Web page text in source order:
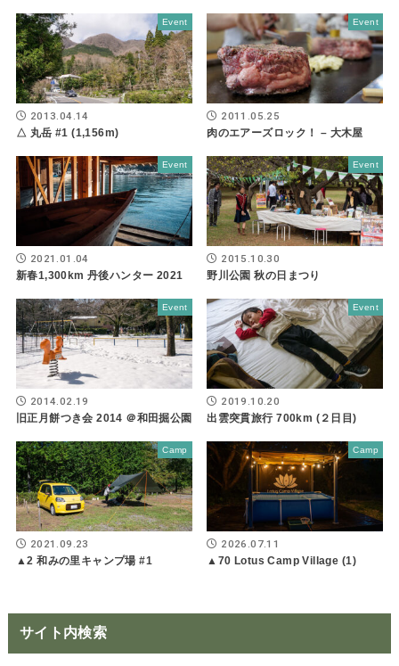
Event
2013.04.14
△ 丸岳 #1 (1,156m)
Event
2011.05.25
肉のエアーズロック！ – 大木屋
Event
2021.01.04
新春1,300km 丹後ハンター 2021
Event
2015.10.30
野川公園 秋の日まつり
Event
2014.02.19
旧正月餅つき会 2014 ＠和田掘公園
Event
2019.10.20
出雲突貫旅行 700km (２日目)
Camp
2021.09.23
▲2 和みの里キャンプ場 #1
Camp
2026.07.11
▲70 Lotus Camp Village (1)
サイト内検索